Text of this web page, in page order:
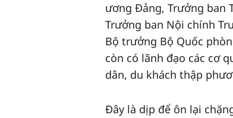
ương Đảng, Trưởng ban
Trưởng ban Nội chính
Bộ trưởng Bộ Quốc
còn có lãnh đạo các cơ
dân, du khách thập
Đây là dịp để ôn lại